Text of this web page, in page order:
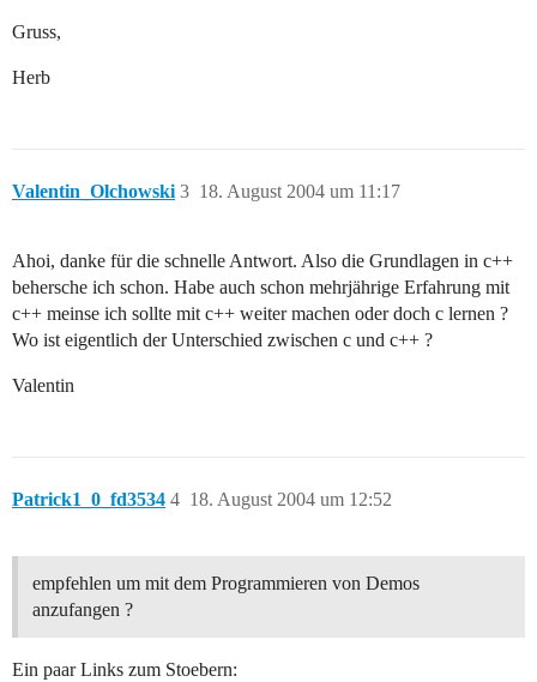
Gruss,
Herb
Valentin_Olchowski 18. August 2004 um 11:17
3
Ahoi, danke für die schnelle Antwort. Also die Grundlagen in c++
behersche ich schon. Habe auch schon mehrjährige Erfahrung mit
c++ meinse ich sollte mit c++ weiter machen oder doch c lernen ?
Wo ist eigentlich der Unterschied zwischen c und c++ ?
Valentin
Patrick1_0_fd3534 18. August 2004 um 12:52
4
empfehlen um mit dem Programmieren von Demos
anzufangen ?
Ein paar Links zum Stoebern: